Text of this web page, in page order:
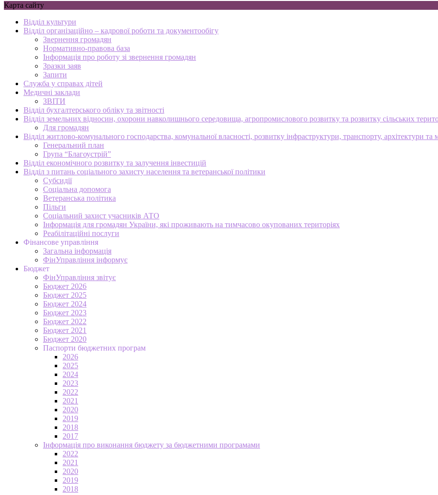
Карта сайту
Відділ культури
Відділ організаційно – кадрової роботи та документообігу
Звернення громадян
Нормативно-правова база
Інформація про роботу зі звернення громадян
Зразки заяв
Запити
Служба у справах дітей
Медичні заклади
ЗВІТИ
Відділ бухгалтерського обліку та звітності
Відділ земельних відносин, охорони навколишнього середовища, агропромислового розвитку та розвитку сільських
Для громадян
Відділ житлово-комунального господарства, комунальної власності, розвитку інфраструктури, транспорту, архітектури та
Генеральний план
Група “Благоустрій”
Відділ економічного розвитку та залучення інвестицій
Відділ з питань соціального захисту населення та ветеранської політики
Субсидії
Соціальна допомога
Ветеранська політика
Пільги
Соціальний захист учасників АТО
Інформація для громадян України, які проживають на тимчасово окупованих територіях
Реабілітаційні послуги
Фінансове управління
Загальна інформація
ФінУправління інформує
Бюджет
ФінУправління звітує
Бюджет 2026
Бюджет 2025
Бюджет 2024
Бюджет 2023
Бюджет 2022
Бюджет 2021
Бюджет 2020
Паспорти бюджетних програм
2026
2025
2024
2023
2022
2021
2020
2019
2018
2017
Інформація про виконання бюджету за бюджетними програмами
2022
2021
2020
2019
2018